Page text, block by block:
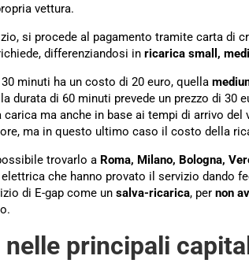
vettura.
si procede al pagamento tramite carta di
differenziandosi in ricarica small,
30 minuti ha un costo di 20 euro, quella
durata di 60 minuti prevede un prezzo di 30
ma anche in base ai tempi di arrivo
ma in questo ultimo caso il costo della
trovarlo a Roma, Milano, Bologna,
che hanno provato il servizio dando
di E-gap come un salva-ricarica, per non
nelle principali